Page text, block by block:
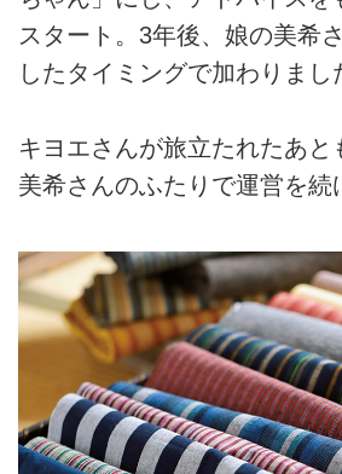
スタート。3年後、娘の美希
したタイミングで加わりまし
キヨエさんが旅立たれたあと
美希さんのふたりで運営を続